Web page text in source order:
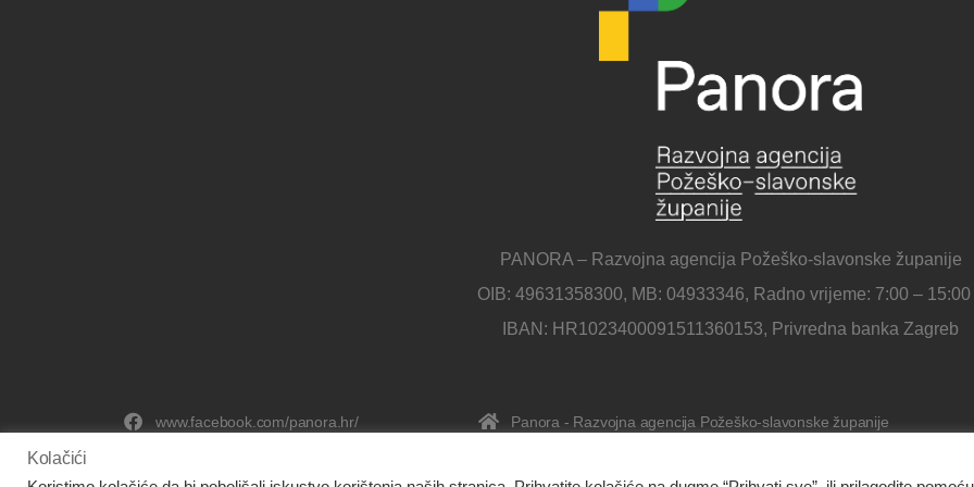
PANORA – Razvojna agencija Požeško-slavonske županije
OIB: 49631358300, MB: 04933346, Radno vrijeme: 7:00 – 15:00
IBAN: HR1023400091511360153, Privredna banka Zagreb
www.facebook.com/panora.hr/
Panora - Razvojna agencija Požeško-slavonske županije
034/638-697
Kolačići